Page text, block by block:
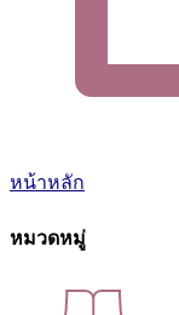
หน้าหลัก
หมวดหมู่